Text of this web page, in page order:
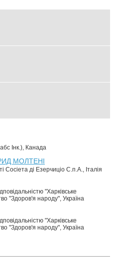
Інк.), Канада
МОЛТЕНІ
Сосіета ді Езерчиціо С.п.А., Італія
"Харківське
"Здоров'я народу", Україна
"Харківське
"Здоров'я народу", Україна